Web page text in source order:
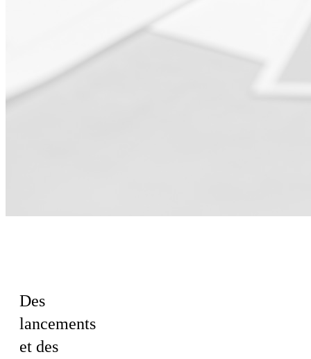
Des
lancements
et des